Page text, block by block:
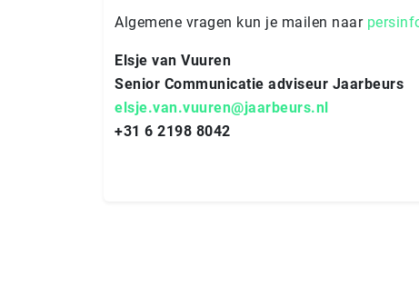
Algemene vragen kun je mailen naar
Elsje van Vuuren
Senior Com­mu­ni­ca­tie adviseur Jaarbeurs
elsje.van.vuuren@jaarbeurs.nl
+31 6 2198 8042